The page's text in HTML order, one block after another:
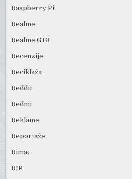
Raspberry Pi
Realme
Realme GT3
Recenzije
Reciklaža
Reddit
Redmi
Reklame
Reportaže
Rimac
RIP